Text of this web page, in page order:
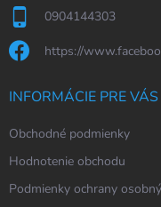
0904144303
https://
INFORMÁCIE PRE VÁS
Obchodné podmienky
Hodnotenie obchodu
Podmienky ochrany